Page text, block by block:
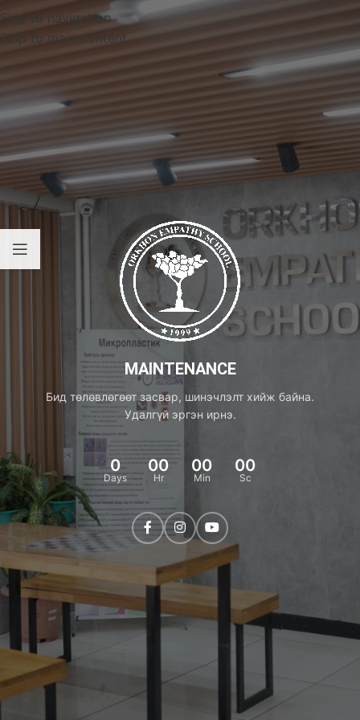
Skip to navigation
Skip to main content
MAINTENANCE
Бид төлөвлөгөөт засвар, шинэчлэлт хийж байна.
Удалгүй эргэн ирнэ.
0
Days
00
Hr
00
Min
00
Sc